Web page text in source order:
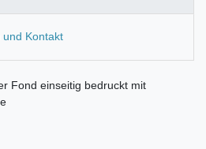
Kontakt
Fond einseitig bedruckt mit